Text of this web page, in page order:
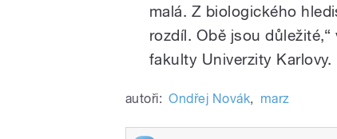
malá. Z biologického
rozdíl. Obě jsou
fakulty Univerzity Karlovy.
autoři: Ondřej Novák, marz